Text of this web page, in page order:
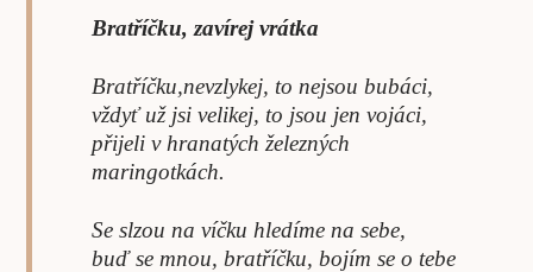
Bratříčku, zavírej vrátka
Bratříčku,nevzlykej, to nejsou bubáci,
vždyť už jsi velikej, to jsou jen vojáci,
přijeli v hranatých železných
maringotkách.
Se slzou na víčku hledíme na sebe,
buď se mnou, bratříčku, bojím se o tebe